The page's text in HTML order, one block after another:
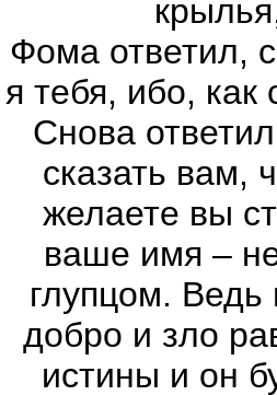
Фома ответил,
я тебя, ибо, как
Снова
сказать вам,
желаете вы
ваше имя –
глупцом. Ведь
добро и зло
истины и он